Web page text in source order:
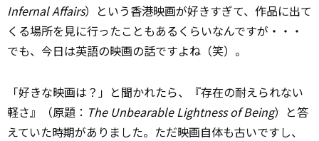
Infernal Affairs）という香港映画が好きすぎて、作品に出て
くる場所を見に行ったこともあるくらいなんですが・・・
でも、今日は英語の映画の話ですよね（笑）。
「好きな映画は？」と聞かれたら、『存在の耐えられない
軽さ』（原題： The Unbearable Lightness of Being）と答
えていた時期がありました。ただ映画自体も古いですし、